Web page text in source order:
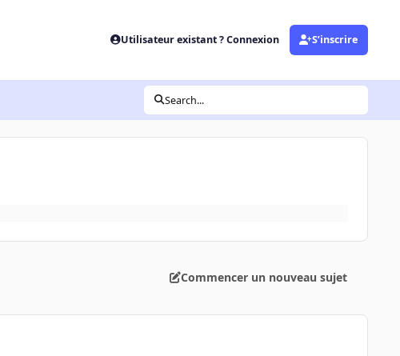
Utilisateur existant ? Connexion S’inscrire
Search...
Commencer un nouveau sujet